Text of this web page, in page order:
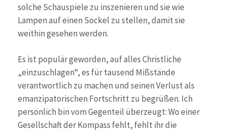
solche Schauspiele zu inszenieren und sie wie
Lampen auf einen Sockel zu stellen, damit sie
weithin gesehen werden.
Es ist populär geworden, auf alles Christliche
„einzuschlagen“, es für tausend Mißstände
verantwortlich zu machen und seinen Verlust als
emanzipatorischen Fortschritt zu begrüßen. Ich
persönlich bin vom Gegenteil überzeugt: Wo einer
Gesellschaft der Kompass fehlt, fehlt ihr die